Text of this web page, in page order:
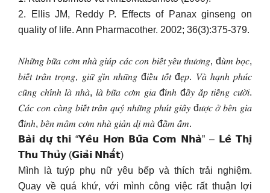
2. Ellis JM, Reddy P. Effects of Panax ginseng on
quality of life. Ann Pharmacother. 2002; 36(3):375-379.
𝑁ℎ𝑢̛̃𝑛𝑔 𝑏𝑢̛̃𝑎 𝑐𝑜̛𝑚 𝑛ℎ𝑎̀ 𝑔𝑖𝑢́𝑝 𝑐𝑎́𝑐 𝑐𝑜𝑛 𝑏𝑖𝑒̂́𝑡 𝑦𝑒̂𝑢 𝑡ℎ𝑢̛𝑜̛𝑛𝑔, đ𝑢̀𝑚 𝑏𝑜̣𝑐,
𝑏𝑖𝑒̂́𝑡 𝑡𝑟𝑎̂𝑛 𝑡𝑟𝑜̣𝑛𝑔, 𝑔𝑖𝑢̛̃ 𝑔𝑖̀𝑛 𝑛ℎ𝑢̛̃𝑛𝑔 đ𝑖𝑒̂̀𝑢 𝑡𝑜̂́𝑡 đ𝑒̣𝑝. 𝑉𝑎̀ ℎ𝑎̣𝑛ℎ 𝑝ℎ𝑢́𝑐
𝑐𝑢̃𝑛𝑔 𝑐ℎ𝑖́𝑛ℎ 𝑙𝑎̀ 𝑛ℎ𝑎̀, 𝑙𝑎̀ 𝑏𝑢̛̃𝑎 𝑐𝑜̛𝑚 𝑔𝑖𝑎 đ𝑖̀𝑛ℎ đ𝑎̂̀𝑦 𝑎̆́𝑝 𝑡𝑖𝑒̂́𝑛𝑔 𝑐𝑢̛𝑜̛̀𝑖.
𝐶𝑎́𝑐 𝑐𝑜𝑛 𝑐𝑎̀𝑛𝑔 𝑏𝑖𝑒̂́𝑡 𝑡𝑟𝑎̂𝑛 𝑞𝑢𝑦́ 𝑛ℎ𝑢̛̃𝑛𝑔 𝑝ℎ𝑢́𝑡 𝑔𝑖𝑎̂𝑦 đ𝑢̛𝑜̛̣𝑐 𝑜̛̉ 𝑏𝑒̂𝑛 𝑔𝑖𝑎
đ𝑖̀𝑛ℎ, 𝑏𝑒̂𝑛 𝑚𝑎̂𝑚 𝑐𝑜̛𝑚 𝑛ℎ𝑎̀ 𝑔𝑖𝑎̉𝑛 𝑑𝑖̣ 𝑚𝑎̀ đ𝑎̂̀𝑚 𝑎̂́𝑚.
𝗕𝗮̀𝗶 𝗱𝘂̛̣ 𝘁𝗵𝗶 “𝗬𝗲̂𝘂 𝗛𝗼̛𝗻 𝗕𝘂̛̃𝗮 𝗖𝗼̛𝗺 𝗡𝗵𝗮̀” – 𝗟𝗲̂ 𝗧𝗵𝗶̣
𝗧𝗵𝘂 𝗧𝗵𝘂̉𝘆 (𝗚𝗶𝗮̉𝗶 𝗡𝗵𝗮̂́𝘁)
Mình là tuýp phụ nữ yêu bếp và thích trải nghiệm.
Quay về quá khứ, với mình công việc rất thuận lợi